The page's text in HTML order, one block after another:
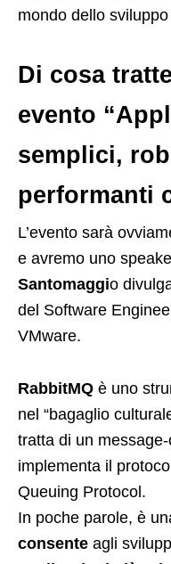
mondo dello
Di cosa
evento
semplici,
performanti
L’evento sarà
e avremo uno
Santomaggio
del Software
VMware.
RabbitMQ è uno
nel “bagaglio
tratta di un
implementa il
Queuing Protocol.
In poche parole, è
consente agli